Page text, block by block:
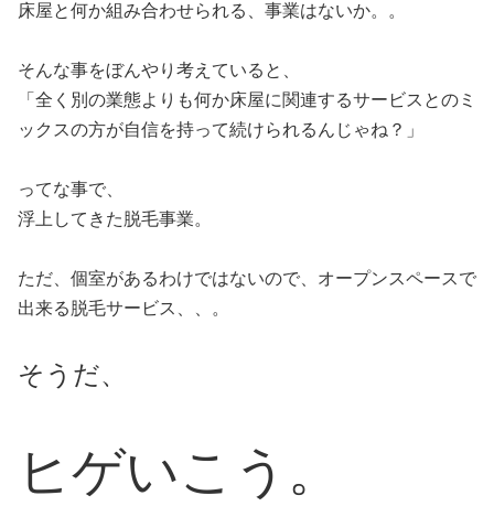
床屋と何か組み合わせられる、事業はないか。。
そんな事をぼんやり考えていると、
「全く別の業態よりも何か床屋に関連するサービスとのミ
ックスの方が自信を持って続けられるんじゃね？」
ってな事で、
浮上してきた脱毛事業。
ただ、個室があるわけではないので、オープンスペースで
出来る脱毛サービス、、。
そうだ、
ヒゲいこう。